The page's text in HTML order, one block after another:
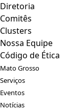
Diretoria
Comitês
Clusters
Nossa Equipe
Código de Ética
Mato Grosso
Serviços
Eventos
Notícias